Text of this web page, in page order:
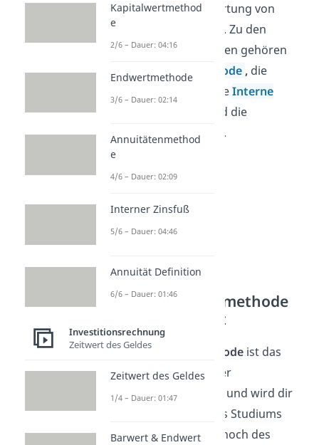
sich besser zur Bewertung von
Investitionsprojekten. Zu den
dynamischen Verfahren gehören
dieKapitalwertmethode , die
, dieInterne
und die
Annuitätenmethode
.
Die Kapitalwertmethode
veranschaulicht
DieKapitalwertmethode ist das
zentrale Verfahren der
Investitionsrechnung und wird dir
daher im Laufe deines Studiums
wahrscheinlich auch noch des
Kapitalwertmethod
e
2/6 – Dauer: 04:16
Endwertmethode
3/6 – Dauer: 02:14
Annuitätenmethod
e
4/6 – Dauer: 02:09
Interner Zinsfuß
5/6 – Dauer: 04:46
Annuität Definition
6/6 – Dauer: 01:46
Investitionsrechnung
Zeitwert des Geldes
Zeitwert des Geldes
1/4 – Dauer: 01:47
Barwert & Endwert